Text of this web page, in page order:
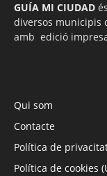
GUÍA MI CIUDAD
diversos municipis
amb edició
Qui som
Contacte
Política de
Política de cookies